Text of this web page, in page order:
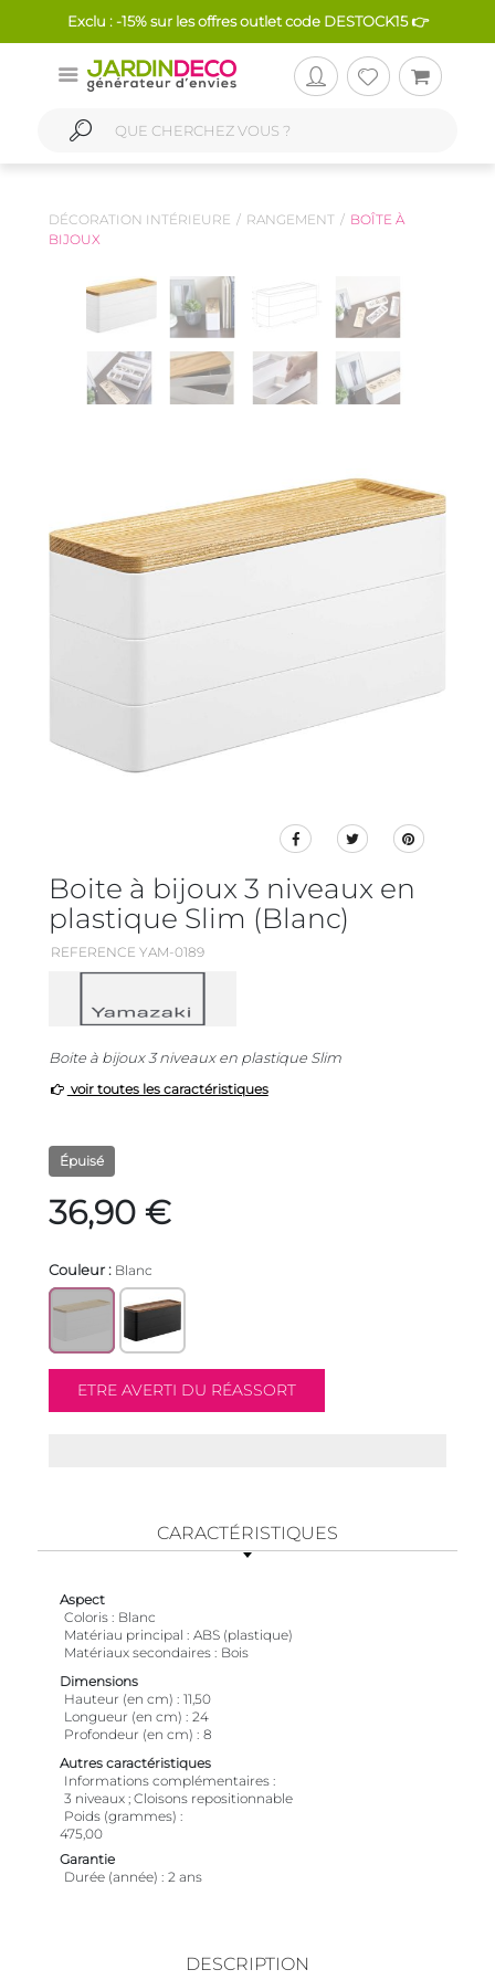
Exclu : -15% sur les offres outlet code DESTOCK15 👉
DÉCORATION INTÉRIEURE RANGEMENT
BOÎTE À
BIJOUX
Boite à bijoux 3 niveaux en
plastique Slim (Blanc)
REFERENCE YAM-0189
Boite à bijoux 3 niveaux en plastique Slim
voir toutes les caractéristiques
Épuisé
36,90 €
Couleur : Blanc
CARACTÉRISTIQUES
Aspect
Coloris
Blanc
Matériau principal
ABS (plastique)
Matériaux secondaires
Bois
Dimensions
Hauteur (en cm)
11,50
Longueur (en cm)
24
Profondeur (en cm)
8
Autres caractéristiques
Informations complémentaires
3 niveaux ; Cloisons repositionnable
Poids (grammes)
475,00
Garantie
Durée (année)
2 ans
DESCRIPTION